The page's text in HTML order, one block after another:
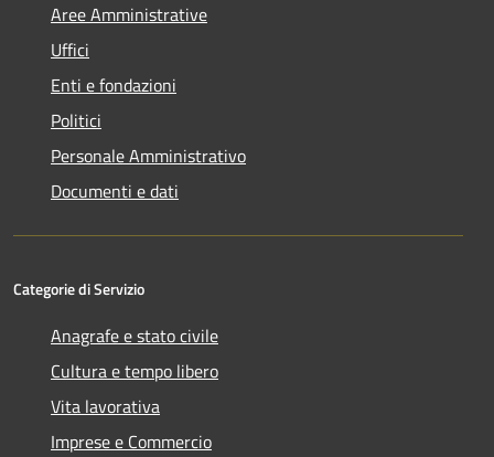
Aree Amministrative
Uffici
Enti e fondazioni
Politici
Personale Amministrativo
Documenti e dati
Categorie di Servizio
Anagrafe e stato civile
Cultura e tempo libero
Vita lavorativa
Imprese e Commercio